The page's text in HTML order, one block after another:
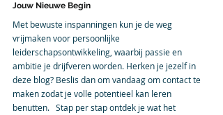
Jouw Nieuwe Begin
Met bewuste inspanningen kun je de weg
vrijmaken voor persoonlijke
leiderschapsontwikkeling, waarbij passie en
ambitie je drijfveren worden. Herken je jezelf in
deze blog? Beslis dan om vandaag om contact te
maken zodat je volle potentieel kan leren
benutten.   Stap per stap ontdek je wat het